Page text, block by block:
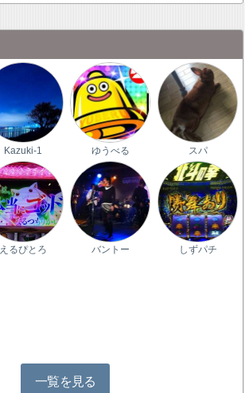
Kazuki-1 ゆうべる スパ
えるぴとろ バントー しずパチ
一覧を見る